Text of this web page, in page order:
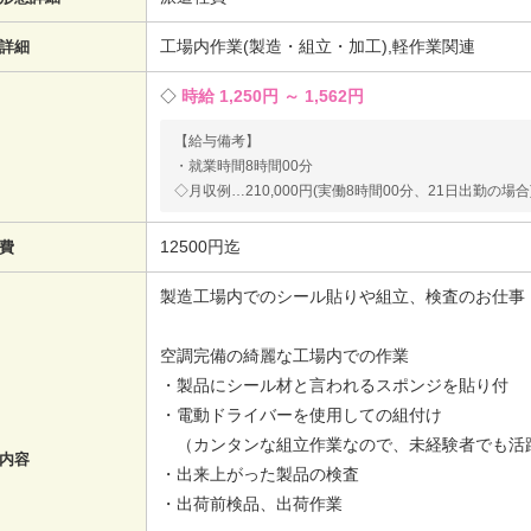
細 工場内作業(製造・組立・加工),軽作業関連
時給 1,250円 ～ 1,562円
【給与備考】
・就業時間8時間00分
◇月収例…210,000円(実働8時間00分、21日出勤の場
12500円迄
容
製造工場内でのシール貼りや組立、検査のお仕事
空調完備の綺麗な工場内での作業
・製品にシール材と言われるスポンジを貼り付
・電動ドライバーを使用しての組付け
（カンタンな組立作業なので、未経験者でも活
・出来上がった製品の検査
・出荷前検品、出荷作業